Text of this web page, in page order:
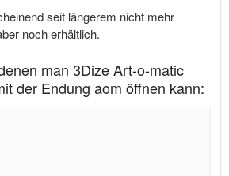
seit längerem nicht mehr
noch erhältlich.
man 3Dize Art-o-matic
der Endung aom öffnen kann: